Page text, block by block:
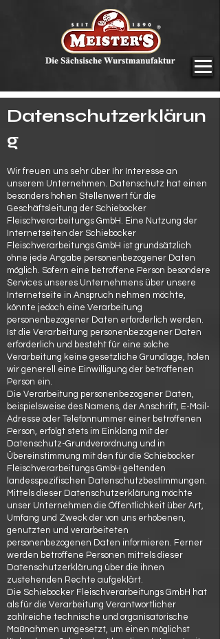
Datenschutzerklärun
g
Wir freuen uns sehr über Ihr Interesse an
unserem Unternehmen. Datenschutz hat einen
besonders hohen Stellenwert für die
Geschäftsleitung der Schiebocker
Fleischverarbeitungs GmbH. Eine Nutzung der
Internetseiten der Schiebocker
Fleischverarbeitungs GmbH ist grundsätzlich
ohne jede Angabe personenbezogener Daten
möglich. Sofern eine betroffene Person besondere
Services unseres Unternehmens über unsere
Internetseite in Anspruch nehmen möchte,
könnte jedoch eine Verarbeitung
personenbezogener Daten erforderlich werden.
Ist die Verarbeitung personenbezogener Daten
erforderlich und besteht für eine solche
Verarbeitung keine gesetzliche Grundlage, holen
wir generell eine Einwilligung der betroffenen
Person ein.
Die Verarbeitung personenbezogener Daten,
beispielsweise des Namens, der Anschrift, E-Mail-
Adresse oder Telefonnummer einer betroffenen
Person, erfolgt stets im Einklang mit der
Datenschutz-Grundverordnung und in
Übereinstimmung mit den für die Schiebocker
Fleischverarbeitungs GmbH geltenden
landesspezifischen Datenschutzbestimmungen.
Mittels dieser Datenschutzerklärung möchte
unser Unternehmen die Öffentlichkeit über Art,
Umfang und Zweck der von uns erhobenen,
genutzten und verarbeiteten
personenbezogenen Daten informieren. Ferner
werden betroffene Personen mittels dieser
Datenschutzerklärung über die ihnen
zustehenden Rechte aufgeklärt.
Die Schiebocker Fleischverarbeitungs GmbH hat
als für die Verarbeitung Verantwortlicher
zahlreiche technische und organisatorische
Maßnahmen umgesetzt, um einen möglichst